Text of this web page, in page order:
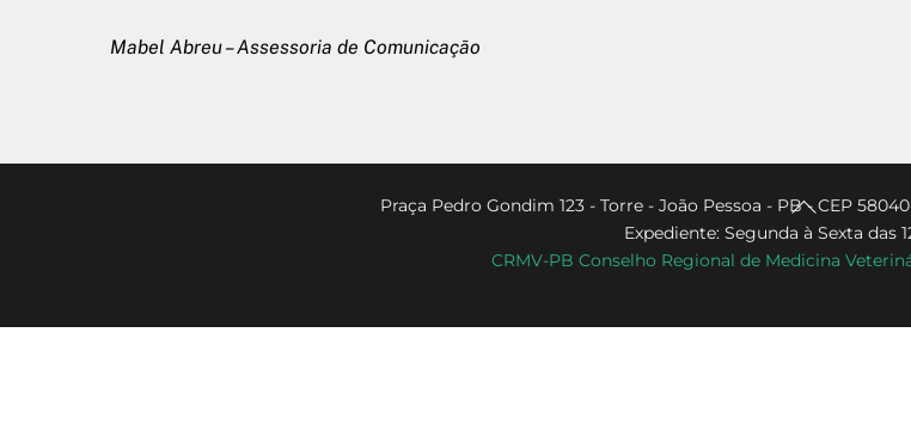
Mabel Abreu – Assessoria de Comunicação
Back
To
Top
Praça Pedro Gondim 123 - Torre - João Pessoa - PB - CEP
Expediente: Segunda à Sexta das
CRMV-PB Conselho Regional de Medicina